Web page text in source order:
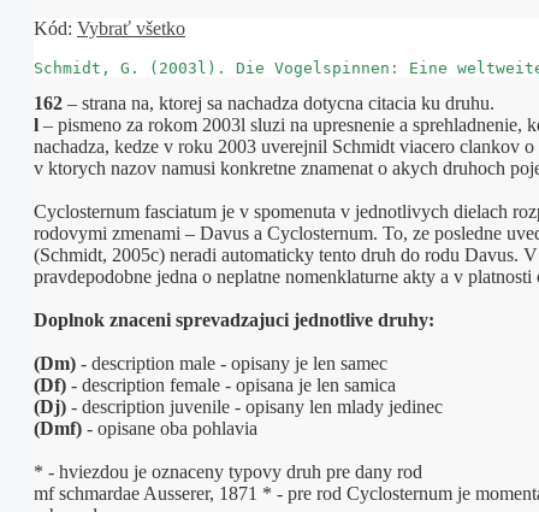
Kód: Vybrať všetko
Schmidt, G. (2003l). Die Vogelspinnen: Eine
162 – strana na, ktorej sa nachadza dotycna citacia ku druhu.
l – pismeno za rokom 2003l sluzi na upresnenie a sprehladnenie,
nachadza, kedze v roku 2003 uverejnil Schmidt viacero clankov
v ktorych nazov namusi konkretne znamenat o akych druhoch
Cyclosternum fasciatum je v spomenuta v jednotlivych dielach
rodovymi zmenami – Davus a Cyclosternum. To, ze posledne
(Schmidt, 2005c) neradi automaticky tento druh do rodu Davus.
pravdepodobne jedna o neplatne nomenklaturne akty a v
Doplnok znaceni sprevadzajuci jednotlive druhy:
(Dm) - description male - opisany je len samec
(Df) - description female - opisana je len samica
(Dj) - description juvenile - opisany len mlady jedinec
(Dmf) - opisane oba pohlavia
* - hviezdou je oznaceny typovy druh pre dany rod
mf schmardae Ausserer, 1871 * - pre rod Cyclosternum je